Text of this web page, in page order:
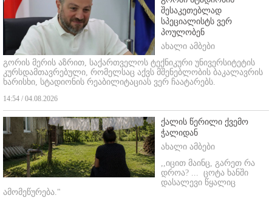
შესაკეთებლად
სპეციალისტს ვერ
პოულობენ
ახალი ამბები
გორის მერის აზრით, საქართველოს ტექნიკური უნივერსიტეტის
კურსდამთავრებული, რომელსაც აქვს მშენებლობის ბაკალავრის
ხარისხი, სტადიონის რეაბილიტაციას ვერ ჩაატარებს.
14:54 / 04.08.2026
ქალის წერილი ქვემო
ჭალიდან
ახალი ამბები
,,იცით მაინც, გარეთ რა
დროა? ... ცოტა ხანში
დასალევი წყალიც
ამომეწურება."